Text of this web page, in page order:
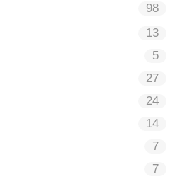
98
13
5
27
24
14
7
7